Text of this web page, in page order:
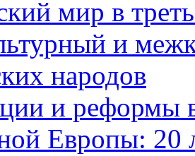
мир в
и
народов
и реформы
Европы: 20